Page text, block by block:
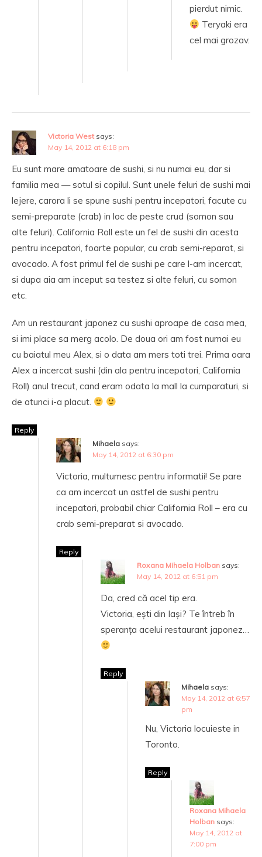
pierdut nimic.
Teryaki era
cel mai grozav.
Victoria West says:
May 14, 2012 at 6:18 pm
Eu sunt mare amatoare de sushi, si nu numai eu, dar si
familia mea — sotul si copilul. Sunt unele feluri de sushi mai
lejere, carora li se spune sushi pentru incepatori, facute cu
semi-preparate (crab) in loc de peste crud (somon sau
alte feluri). California Roll este un fel de sushi din acesta
pentru incepatori, foarte popular, cu crab semi-reparat, si
avocado. A fost primul fel de sushi pe care l-am incercat,
si dupa aia am inceput sa testez si alte feluri, cu somon
etc.
Am un restaurant japonez cu sushi aproape de casa mea,
si imi place sa merg acolo. De doua ori am fost numai eu
cu baiatul meu Alex, si o data am mers toti trei. Prima oara
Alex a incercat sushi (din ala pentru incepatori, California
Roll) anul trecut, cand eram odata la mall la cumparaturi, si
de atunci i-a placut.
Reply
Mihaela says:
May 14, 2012 at 6:30 pm
Victoria, multumesc pentru informatii! Se pare
ca am incercat un astfel de sushi pentru
incepatori, probabil chiar California Roll – era cu
crab semi-preparat si avocado.
Reply
Roxana Mihaela Holban says:
May 14, 2012 at 6:51 pm
Da, cred că acel tip era.
Victoria, ești din Iași? Te întreb în
speranța acelui restaurant japonez…
Reply
Mihaela says:
May 14, 2012 at 6:57
pm
Nu, Victoria locuieste in
Toronto.
Reply
Roxana Mihaela
Holban says:
May 14, 2012 at
7:00 pm